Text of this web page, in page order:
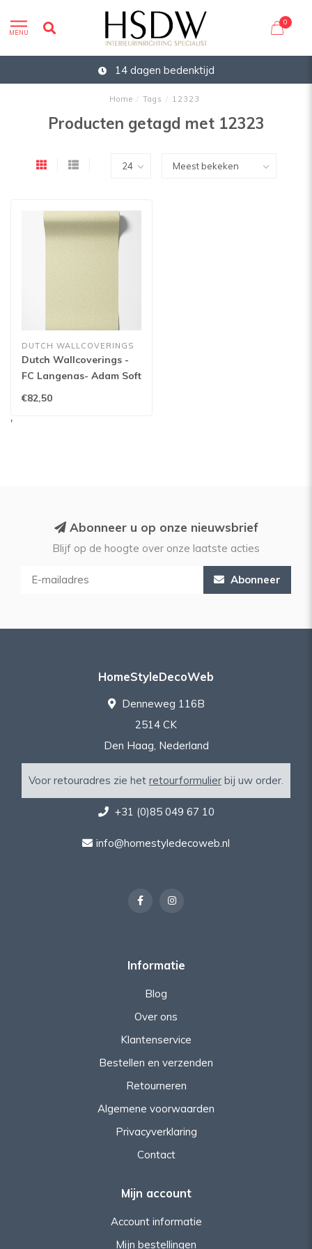
MENU
0
14 dagen bedenktijd
Home / Tags / 12323
Producten getagd met 12323
DUTCH WALLCOVERINGS
Dutch Wallcoverings -
FC Langenas- Adam Soft
green - 12323
€82,50
'
Abonneer u op onze nieuwsbrief
Blijf op de hoogte over onze laatste acties
Abonneer
HomeStyleDecoWeb
Denneweg 116B
2514 CK
Den Haag, Nederland
Voor retouradres zie het retourformulier bij uw order.
+31 (0)85 049 67 10
info@homestyledecoweb.nl
Informatie
Blog
Over ons
Klantenservice
Bestellen en verzenden
Retourneren
Algemene voorwaarden
Privacyverklaring
Contact
Mijn account
Account informatie
Mijn bestellingen